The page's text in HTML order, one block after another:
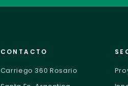
CONTACTO
Carriego 360 Rosario